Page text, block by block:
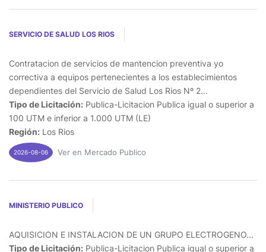
SERVICIO DE SALUD LOS RIOS
Contratacion de servicios de mantencion preventiva yo
correctiva a equipos pertenecientes a los establecimientos
dependientes del Servicio de Salud Los Rios Nº 2...
Tipo de Licitación: Publica-Licitacion Publica igual o superior a
100 UTM e inferior a 1.000 UTM (LE)
Región: Los Rios
2026-08-06 Ver en Mercado Publico
MINISTERIO PUBLICO
AQUISICION E INSTALACION DE UN GRUPO ELECTROGENO...
Tipo de Licitación: Publica-Licitacion Publica igual o superior a